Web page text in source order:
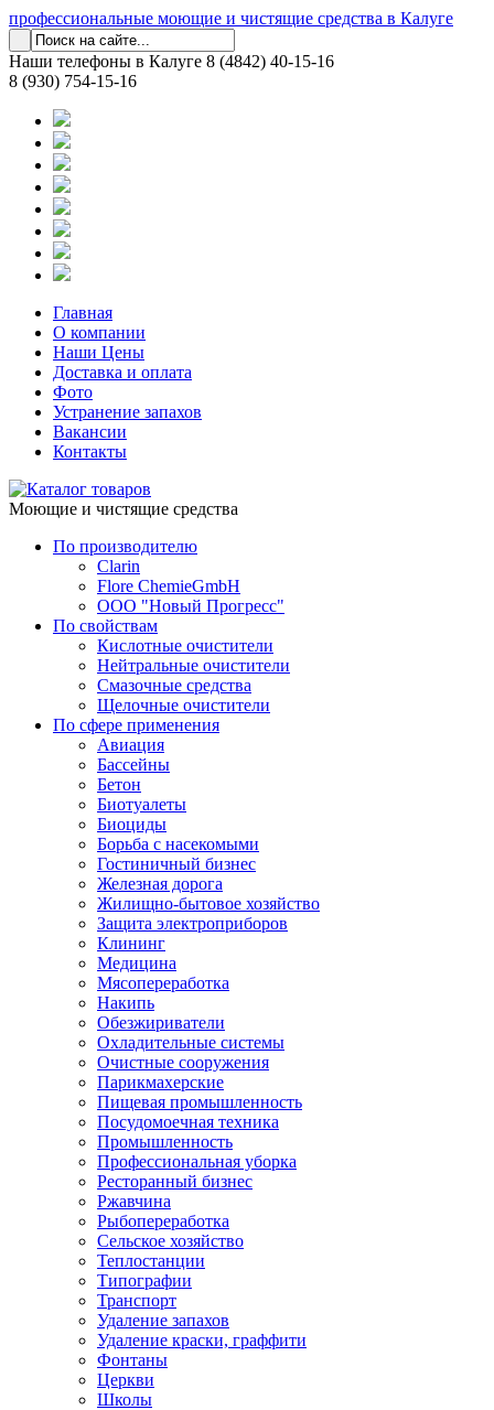
профессиональные моющие и чистящие средства в Калуге
Наши телефоны в Калуге 8 (4842) 40-15-16
8 (930) 754-15-16
Главная
О компании
Наши Цены
Доставка и оплата
Фото
Устранение запахов
Вакансии
Контакты
Моющие и чистящие средства
По производителю
Clarin
Flore ChemieGmbH
ООО "Новый Прогресс"
По свойствам
Кислотные очистители
Нейтральные очистители
Смазочные средства
Щелочные очистители
По сфере применения
Авиация
Бассейны
Бетон
Биотуалеты
Биоциды
Борьба с насекомыми
Гостиничный бизнес
Железная дорога
Жилищно-бытовое хозяйство
Защита электроприборов
Клининг
Медицина
Мясопереработка
Накипь
Обезжириватели
Охладительные системы
Очистные сооружения
Парикмахерские
Пищевая промышленность
Посудомоечная техника
Промышленность
Профессиональная уборка
Ресторанный бизнес
Ржавчина
Рыбопереработка
Сельское хозяйство
Теплостанции
Типографии
Транспорт
Удаление запахов
Удаление краски, граффити
Фонтаны
Церкви
Школы